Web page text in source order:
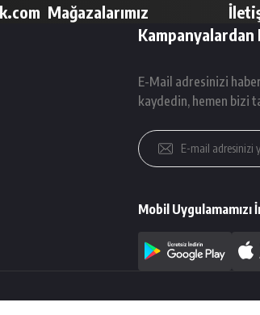
Mağazalarımız
E-Mail adresinizi
kaydedin, hemen bizi
Mobil Uygulamamızı